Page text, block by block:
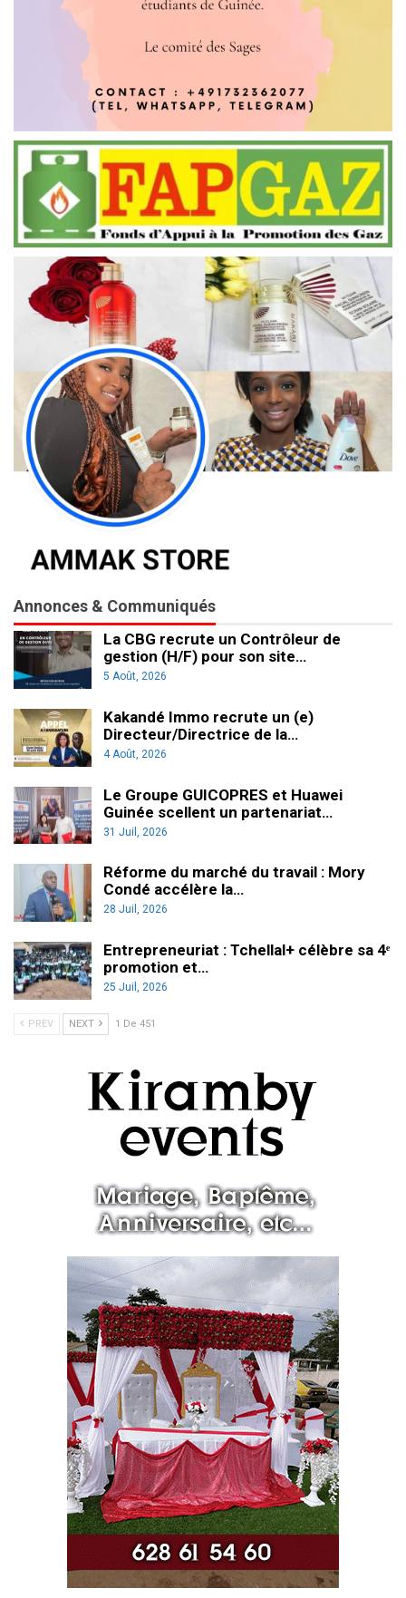
Annonces & Communiqués
La CBG recrute un Contrôleur de
gestion (H/F) pour son site…
5 Août, 2026
Kakandé Immo recrute un (e)
Directeur/Directrice de la…
4 Août, 2026
Le Groupe GUICOPRES et Huawei
Guinée scellent un partenariat…
31 Juil, 2026
Réforme du marché du travail : Mory
Condé accélère la…
28 Juil, 2026
Entrepreneuriat : Tchellal+ célèbre sa 4ᵉ
promotion et…
25 Juil, 2026
PREV NEXT 1 De 451